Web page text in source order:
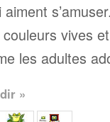
vives
les adultes
»